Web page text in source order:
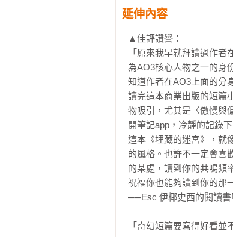
〈宵禁時刻〉
「她知道大部分巫師會嗤
還真心相信的時候找到魔
的魔法就可能喚醒你的
〈征服者芬奇〉
「安東尼瞪著牠。牠的頭
一地，而獅子……『獅子
『我餓了。』龍毫無悔意
〈埋藏的迷宮〉
「謊言會跟著她從地底浮
下跪。她父王也會跪下；
而強大。」
〈點銀成金〉
下令處死的。孤塔位在遠
來的人。塔頂那層空間
弟弟的眼睛。母后通常待
城市──神殿的紅柱、市場
父王沒來看過他們。不過
王，得到又一條金項鍊。
條垂在她日益豐滿的胸前
也是米諾斯唯一的道歉。
放她出來、住在宮裡。好
他。她不想住在宮裡，活
她開始擔心自己被帶走
延伸內容
▲佳評讚譽：
「原來我早就拜讀過作
為AO3核心人物之一的身
知道作者在AO3上面的分
讀完這本商業出版的短篇
物吸引，尤其是〈傲慢與
開筆記app，冷靜的記錄
這本《埋藏的迷宮》，就
的風格。也許不一定會喜
的某處，讀到你的共鳴頻
祝福你也能夠讀到你的那
──Esc 伊椰史西的閱讀書
「奇幻短篇要寫得好看